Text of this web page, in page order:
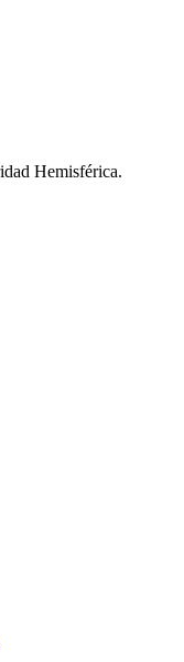
Hemisférica.